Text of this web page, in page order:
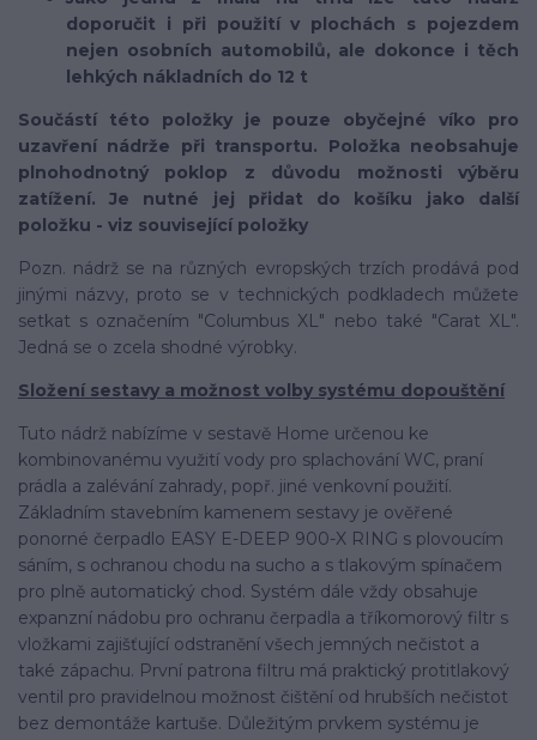
doporučit i při použití v plochách s pojezdem
nejen osobních automobilů, ale dokonce i těch
lehkých nákladních do 12 t
Součástí této položky je pouze obyčejné víko pro
uzavření nádrže při transportu. Položka neobsahuje
plnohodnotný poklop z důvodu možnosti výběru
zatížení. Je nutné jej přidat do košíku jako další
položku - viz související položky
Pozn. nádrž se na různých evropských trzích prodává pod
jinými názvy, proto se v technických podkladech můžete
setkat s označením "Columbus XL" nebo také "Carat XL".
Jedná se o zcela shodné výrobky.
Složení sestavy a možnost volby systému dopouštění
Tuto nádrž nabízíme v sestavě Home určenou ke
kombinovanému využití vody pro splachování WC, praní
prádla a zalévání zahrady, popř. jiné venkovní použití.
Základním stavebním kamenem sestavy je ověřené
ponorné čerpadlo EASY E-DEEP 900-X RING s plovoucím
sáním, s ochranou chodu na sucho a s tlakovým spínačem
pro plně automatický chod. Systém dále vždy obsahuje
expanzní nádobu pro ochranu čerpadla a tříkomorový filtr s
vložkami zajišťující odstranění všech jemných nečistot a
také zápachu. První patrona filtru má praktický protitlakový
ventil pro pravidelnou možnost čištění od hrubších nečistot
bez demontáže kartuše. Důležitým prvkem systému je